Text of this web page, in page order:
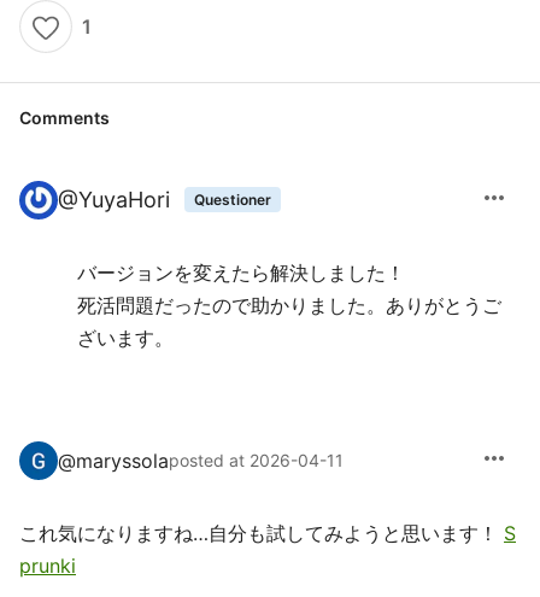
1
Comments
@YuyaHori Questioner more_horiz
バージョンを変えたら解決しました！
死活問題だったので助かりました。ありがとうご
ざいます。
@maryssolaposted at 2026-04-11 more_horiz
これ気になりますね…自分も試してみようと思います！ S
prunki